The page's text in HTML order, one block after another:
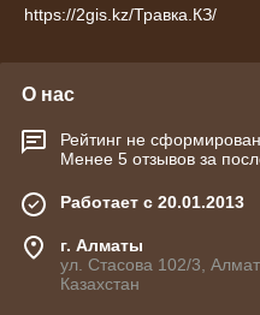
https://2gis.kz/Травка.КЗ/
О нас
Рейтинг не сформирован
Менее 5 отзывов за
Работает с 20.01.2013
г. Алматы
ул. Стасова 102/3,
Казахстан